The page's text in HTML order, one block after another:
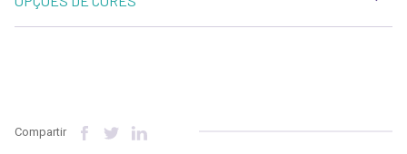
Compartir